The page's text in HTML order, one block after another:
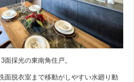
3面採光の東南角住戸。
面脱衣室まで移動がしやすい水廻り動